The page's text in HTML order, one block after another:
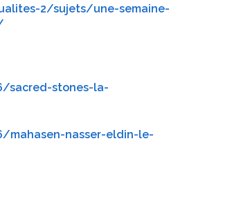
2/sujets/une-semaine-
sacred-stones-la-
nasser-eldin-le-